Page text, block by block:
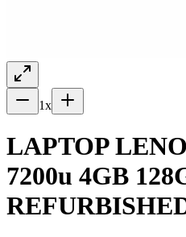
1x
LAPTOP
7200u 4GB